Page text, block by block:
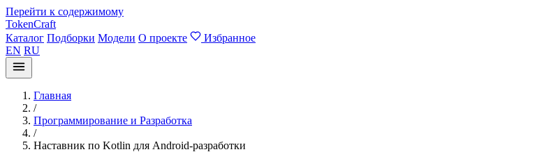
Перейти к содержимому
TokenCraft
Каталог Подборки Модели О проекте
Избранное
EN RU
Главная
/
Программирование и Разработка
/
Наставник по Kotlin для Android-разработки